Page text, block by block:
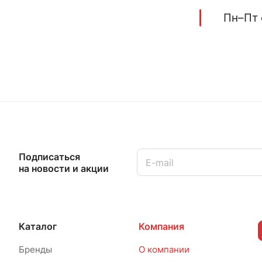
Пн–Пт
Подписаться
на новости и акции
Каталог
Бренды
Компания
О компании